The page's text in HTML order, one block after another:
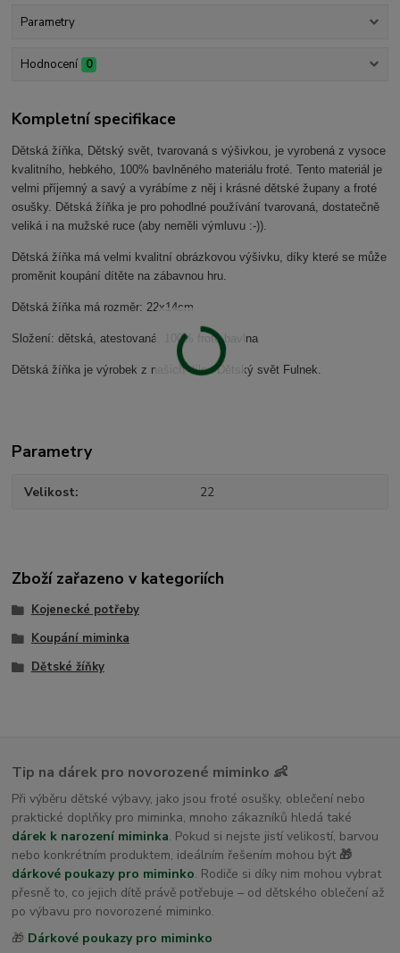
Parametry
Hodnocení 0
Kompletní specifikace
Dětská žíňka, Dětský svět, tvarovaná s výšivkou, je vyrobená z vysoce
kvalitního, hebkého, 100% bavlněného materiálu froté. Tento materiál je
velmi příjemný a savý a vyrábíme z něj i krásné dětské župany a froté
osušky. Dětská žíňka je pro pohodlné používání tvarovaná, dostatečně
veliká i na mužské ruce (aby neměli výmluvu :-)).
Dětská žíňka má velmi kvalitní obrázkovou výšivku, díky které se může
proměnit koupání dítěte na zábavnou hru.
Dětská žíňka má rozměr: 22x14cm
Složení: dětská, atestovaná, 100% froté bavlna
Dětská žíňka je výrobek z našich dílen Dětský svět Fulnek.
Parametry
Velikost 22
Zboží zařazeno v kategoriích
Kojenecké potřeby
Koupání miminka
Dětské žíňky
Tip na dárek pro novorozené miminko 👶
Při výběru dětské výbavy, jako jsou froté osušky, oblečení nebo
praktické doplňky pro miminka, mnoho zákazníků hledá také
dárek k narození miminka. Pokud si nejste jistí velikostí, barvou
nebo konkrétním produktem, ideálním řešením mohou být 🎁
dárkové poukazy pro miminko. Rodiče si díky nim mohou vybrat
přesně to, co jejich dítě právě potřebuje – od dětského oblečení až
po výbavu pro novorozené miminko.
🎁 Dárkové poukazy pro miminko